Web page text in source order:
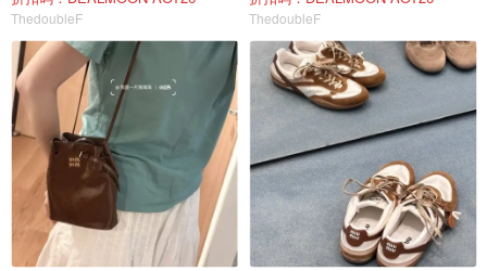
ThedoubleF ThedoubleF